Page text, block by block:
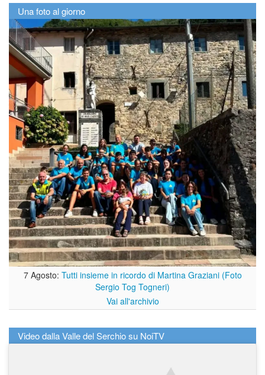
Una foto al giorno
7 Agosto: Tutti insieme in ricordo di Martina Graziani (Foto
Sergio Tog Togneri)
Vai all'archivio
Video dalla Valle del Serchio su NoiTV